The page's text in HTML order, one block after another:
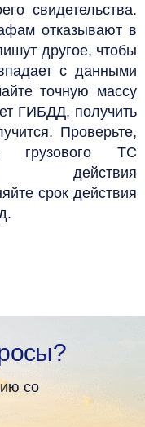
свидетельства.
отказывают в
другое, чтобы
с данными
точную массу
ГИБДД, получить
Проверьте,
грузового ТС
действия
срок действия
со